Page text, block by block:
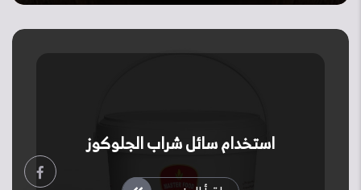
استخدام سائل شراب الجلوكوز